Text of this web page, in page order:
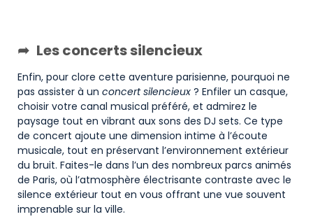
Les concerts silencieux
Enfin, pour clore cette aventure parisienne, pourquoi ne
pas assister à un concert silencieux ? Enfiler un casque,
choisir votre canal musical préféré, et admirez le
paysage tout en vibrant aux sons des DJ sets. Ce type
de concert ajoute une dimension intime à l’écoute
musicale, tout en préservant l’environnement extérieur
du bruit. Faites-le dans l’un des nombreux parcs animés
de Paris, où l’atmosphère électrisante contraste avec le
silence extérieur tout en vous offrant une vue souvent
imprenable sur la ville.